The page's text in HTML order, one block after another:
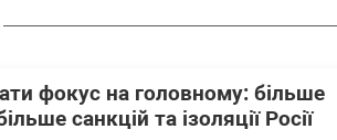
фокус на головному: більше
санкцій та ізоляції Росії